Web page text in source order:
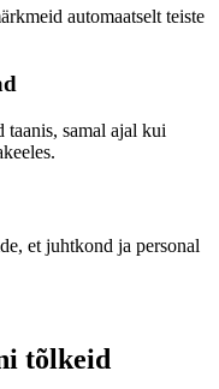
automaatselt teiste
taanis, samal ajal kui
et juhtkond ja personal
tõlkeid